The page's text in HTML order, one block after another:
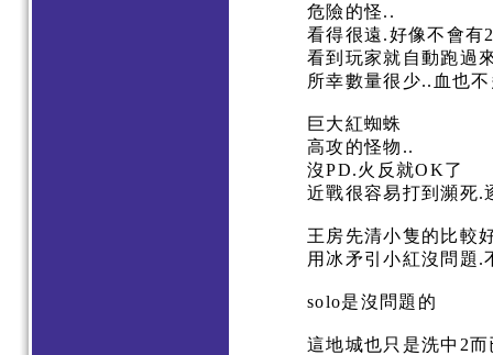
危險的怪..
看得很遠.好像不會有
看到玩家就自動跑過
所幸數量很少..血也
巨大紅蜘蛛
高攻的怪物..
沒PD.火反就OK了
近戰很容易打到瀕死
王房先清小隻的比較
用冰矛引小紅沒問題
solo是沒問題的
這地城也只是洗中2